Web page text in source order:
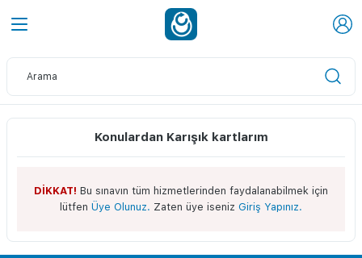
Konulardan Karışık kartlarım
DİKKAT! Bu sınavın tüm hizmetlerinden faydalanabilmek için
lütfen Üye Olunuz. Zaten üye iseniz Giriş Yapınız.